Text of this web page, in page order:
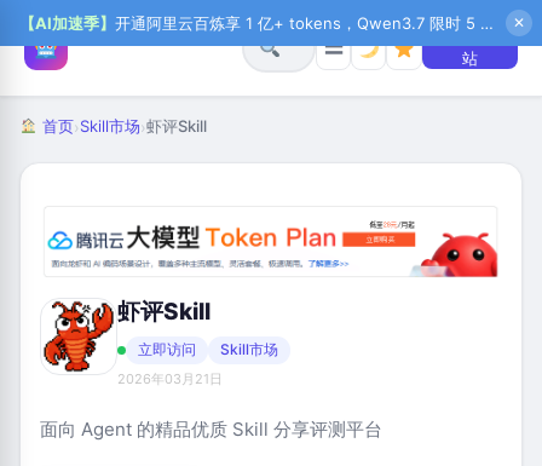
【AI加速季】 开通阿里云百炼享 1 亿+ tokens，Qwen3.7 限时 5 折起，秒悟新注送 1 万积分，加入 OPC 赢百万助力金，QoderWork CN 首月 0 元 ✕
☰
+ 提交网
站
首页›Skill市场›虾评Skill
虾评Skill
立即访问 Skill市场
2026年03月21日
面向 Agent 的精品优质 Skill 分享评测平台